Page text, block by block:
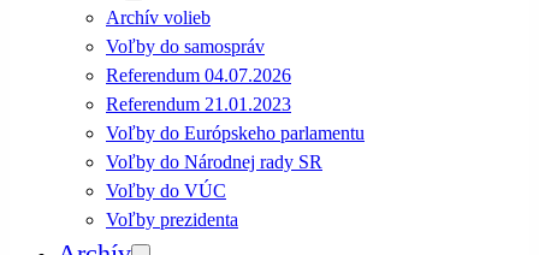
Archív volieb
Voľby do samospráv
Referendum 04.07.2026
Referendum 21.01.2023
Voľby do Európskeho parlamentu
Voľby do Národnej rady SR
Voľby do VÚC
Voľby prezidenta